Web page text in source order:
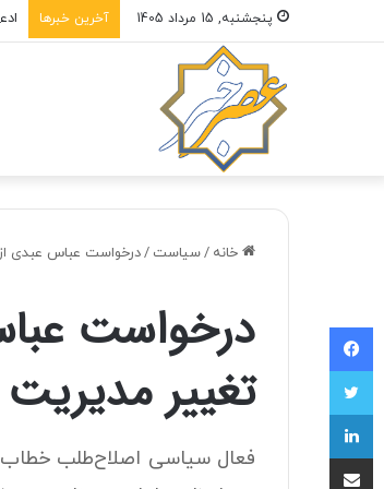
پنجشنبه, 15 مرداد 1405 آخرین خبرها
خانه /سیاست /درخواست عباس عبدی
درخواست
تغییر
فعال سیاسی اصلاح‌طلب